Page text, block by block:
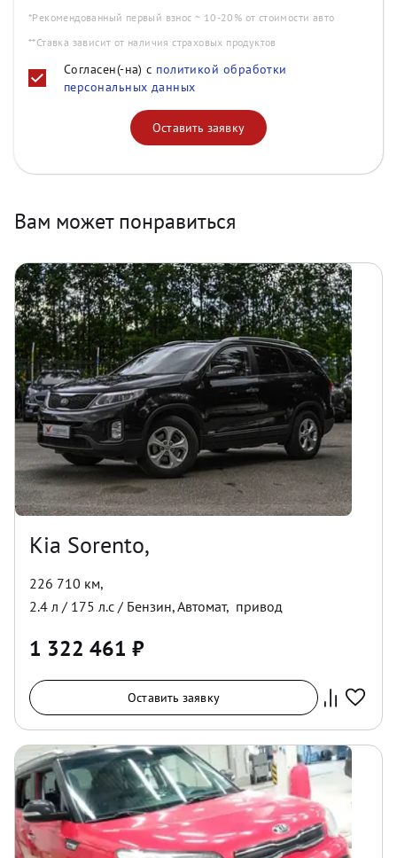
*Рекомендованный первый взнос ~ 10-20% от стоимости авто
**Ставка зависит от наличия страховых продуктов
Согласен(-на) с политикой обработки
персональных данных
Оставить заявку
Вам может понравиться
Kia Sorento,
226 710 км,
2.4 л / 175 л.с / Бензин,Автомат, привод
1 322 461 ₽
Оставить заявку